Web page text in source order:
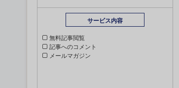
サービス内容
無料記事閲覧
記事へのコメント
メールマガジン